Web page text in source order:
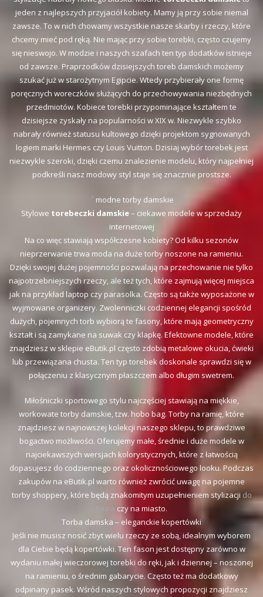
jeden z najlepszych przyjaciół kobiety. Mamy ją przy sobie niemal
zawsze. To w nich chowamy wszystkie nasze skarby i rzeczy, które
chcemy mieć pod ręką. Nie mając przy sobie torebki, często czujemy
się nieswojo. W modzie i naszych szafach ten typ dodatków istnieje
od zawsze. Praprzodków dzisiejszych toreb damskich możemy
szukać już w starożytnym Egipcie. Wtedy przybierały one formę
poręcznych woreczków służących do przechowywania niezbędnych
przedmiotów. Kobiece torebki przypominające kształtem te
dzisiejsze zyskały na popularności w XIX w. Niezwykle szybko
nabrały również statusu kultowego dzięki projektom sygnowanych
logiem marki Hermes czy Louis Vuitton. Dzisiaj wybór torebek jest
niezwykle szeroki, dzięki czemu znalezienie modelu, który najpełniej
podkreśli nasz modowy styl staje się znacznie prostsze.
modne torby damskie
Stylowe torebeczki damskie– ciekawe modele w sprzedaży
internetowej
Na co więc stawiają współczesne kobiety? Od kilku sezonów
nieprzerwanie trwa moda na duże torby noszone na ramieniu.
Dzięki swojej dużej pojemności pozwalają na przechowanie nie tylko
najpotrzebniejszych rzeczy, ale też tych, które zajmują więcej miejsca
jak na przykład laptop czy parasolka. Często są także wyposażone w
wyjmowane organizery. Zwolenniczki codziennej elegancji spośród
dużych, pojemnych torb wybiorą te fasony, które mają geometryczny
kształt i są zamykane na suwak czy klapkę. Efektowne modele, które
znajdziesz w sklepie eButik.pl często zdobią metalowe okucia, ćwieki
lub przewiązana chusta. Ten typ torebek doskonale sprawdzi się w
połączeniu z klasycznym płaszczem albo długim swetrem.
Miłośniczki sportowego stylu najczęściej stawiają na miękkie,
workowate torby damskie, tzw. hobo bag. Torby na ramię, które
znajdziesz w najnowszej kolekcji naszego sklepu, to prawdziwe
bogactwo możliwości. Oferujemy małe, średnie i duże modele w
najciekawszych wersjach kolorystycznych, które z łatwością
dopasujesz do codziennego oraz okolicznościowego looku. Podczas
zakupów na eButik.pl warto również zwrócić uwagę na pojemne
torby shoppery, które będą znakomitym uzupełnieniem stylizacji do
biura czy na miasto.
Torba damska – eleganckie kopertówki
Jeśli nie musisz nosić zbyt wielu rzeczy ze sobą, idealnym wyborem
dla Ciebie będą kopertówki. Ten fason jest dostępny zarówno w
wydaniu małej wieczorowej torebki do ręki, jak i dziennej – noszonej
na ramieniu, o średnim gabarycie. Często też ma dodatkowy
odpinany pasek. Wśród naszych stylowych propozycji znajdziesz